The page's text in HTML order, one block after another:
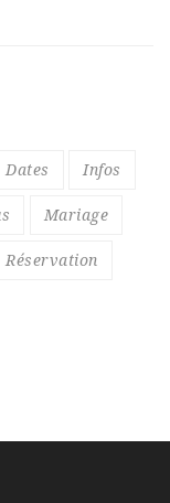
Dates Infos
Mariage
Réservation